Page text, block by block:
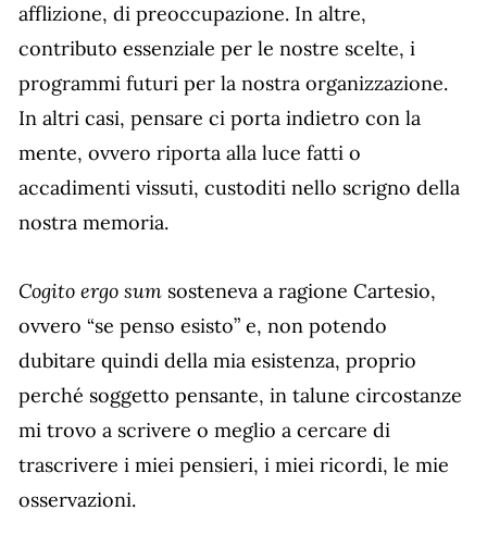
afflizione, di preoccupazione. In altre,
contributo essenziale per le nostre scelte, i
programmi futuri per la nostra organizzazione.
In altri casi, pensare ci porta indietro con la
mente, ovvero riporta alla luce fatti o
accadimenti vissuti, custoditi nello scrigno della
nostra memoria.
Cogito ergo sum sosteneva a ragione Cartesio,
ovvero “se penso esisto” e, non potendo
dubitare quindi della mia esistenza, proprio
perché soggetto pensante, in talune circostanze
mi trovo a scrivere o meglio a cercare di
trascrivere i miei pensieri, i miei ricordi, le mie
osservazioni.